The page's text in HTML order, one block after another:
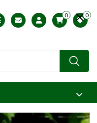
zónák ABC árjegyzék
Profilom
0 0